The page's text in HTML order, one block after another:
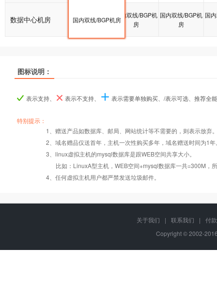
数据中心机房
房
国内双线/BGP机
房
国内双线/BGP机
房
国
国内双线/BGP机房
产品名称
Windows2008 Windows2008 Windows2008
版本:5.2.17/
产品名称
错误页面定义
产品名称
数据定期备份
数据自助恢复
图标说明：
表示支持、 表示不支持、 表示需要单独购买、/表示可选、推荐全
特别提示：
1、赠送产品如数据库、邮局、网站统计等不需要的，则表示放弃
2、域名赠品仅送首年，主机一次性购买多年，域名赠送时间为1年
3、linux虚拟主机的mysql数据库是跟WEB空间共享大小。
比如：LinuxA型主机，WEB空间+mysql数据库一共=300M，
4、任何虚拟主机用户都严禁发送垃圾邮件。
关于我们 | 联系我们 |
付
Copyright © 2002-